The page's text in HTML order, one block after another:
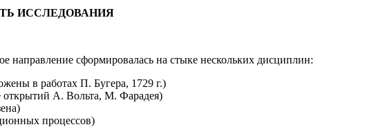
ИССЛЕДОВАНИЯ
направление сформировалась на стыке нескольких дисциплин:
в работах П. Бугера, 1729 г.)
открытий А. Вольта, М. Фарадея)
процессов)